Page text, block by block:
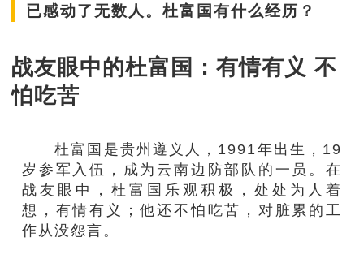
已感动了无数人。杜富国有什么经历？
战友眼中的杜富国：有情有义 不
怕吃苦
杜富国是贵州遵义人，1991年出生，19
岁参军入伍，成为云南边防部队的一员。在
战友眼中，杜富国乐观积极，处处为人着
想，有情有义；他还不怕吃苦，对脏累的工
作从没怨言。